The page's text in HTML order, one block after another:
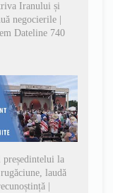
Iranului și
negocierile |
Dateline 740
președintelui la
laudă
|